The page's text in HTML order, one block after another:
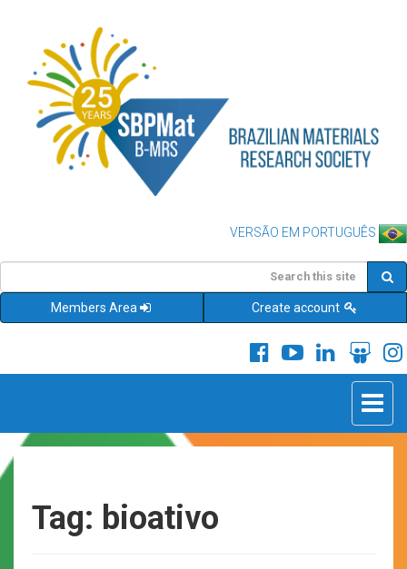
VERSÃO EM PORTUGUÊS
Members Area Create account
Toggle
Tag: bioativo